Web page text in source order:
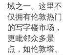
域之一。这里不
仅拥有伦敦热门
的写字楼市场，
更毗邻众多景
点，如伦敦塔、